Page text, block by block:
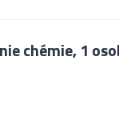
chémie, 1